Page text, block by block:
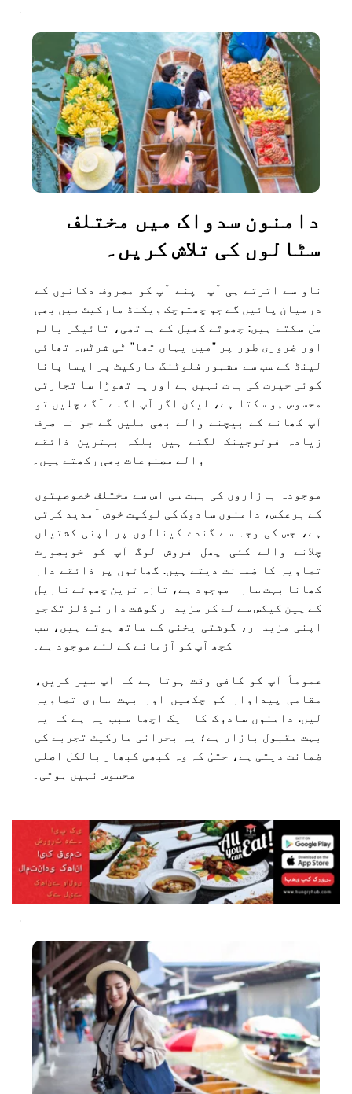
سٹالوں کی تلاش کریں۔
والے مصنوعات بھی رکھتے ہیں۔
کچھ آپ کو آزمانے کے لئے موجود ہے۔
محسوس نہیں ہوتی۔